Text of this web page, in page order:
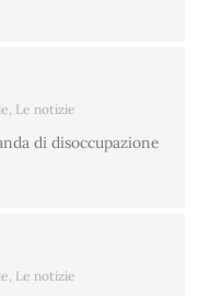
Le notizie
di disoccupazione
Le notizie